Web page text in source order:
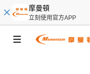
摩曼頓
立刻使用官方APP